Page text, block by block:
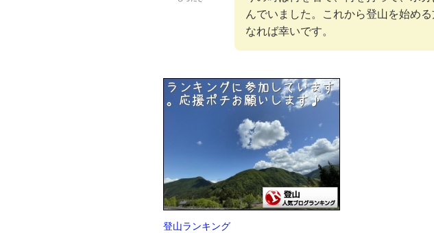
んでいました。これから登山を始め
なれば幸いです。
登山ランキング